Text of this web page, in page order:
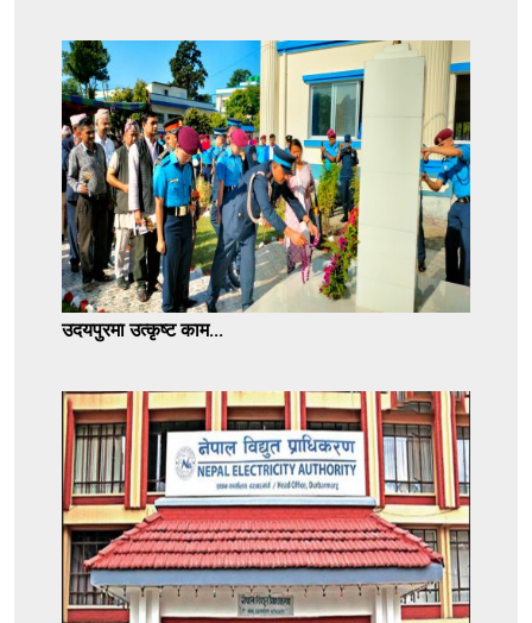
उदयपुरमा उत्कृष्ट काम...